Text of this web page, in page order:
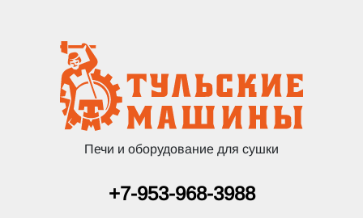
Печи и оборудование для сушки
+7-953-968-3988